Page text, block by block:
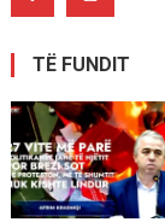
TË FUNDIT